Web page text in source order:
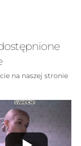
na naszej stronie